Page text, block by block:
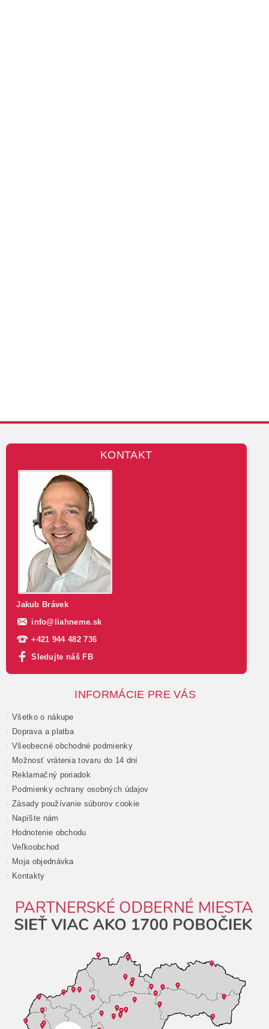
KONTAKT
Jakub Brávek
info@ liahneme.sk
+421 944 482 736
Sledujte náš FB
INFORMÁCIE PRE VÁS
Všetko o nákupe
Doprava a platba
Všeobecné obchodné podmienky
Možnosť vrátenia tovaru do 14 dní
Reklamačný poriadok
Podmienky ochrany osobných údajov
Zásady používanie súborov cookie
Napíšte nám
Hodnotenie obchodu
Veľkoobchod
Moja objednávka
Kontakty